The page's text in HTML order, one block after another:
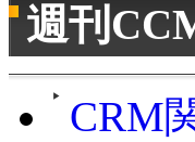
週刊
CRM